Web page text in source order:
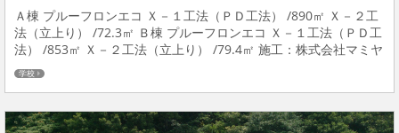
Ａ棟 プルーフロンエコ Ｘ－１工法（ＰＤ工法） /890㎡ Ｘ－２工
法（立上り） /72.3㎡ Ｂ棟 プルーフロンエコ Ｘ－１工法（ＰＤ工
法） /853㎡ Ｘ－２工法（立上り） /79.4㎡ 施工：株式会社マミヤ
学校